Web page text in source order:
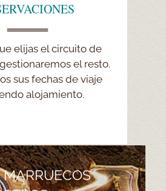
elijas el circuito de
el resto.
sus fechas de viaje
alojamiento.
que pague solo un
para reservar su
a Marruecos.
rutas personalizadas.
MARRUECOS